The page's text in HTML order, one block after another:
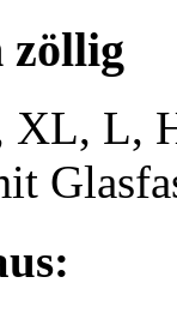
zöllig
XL, L,